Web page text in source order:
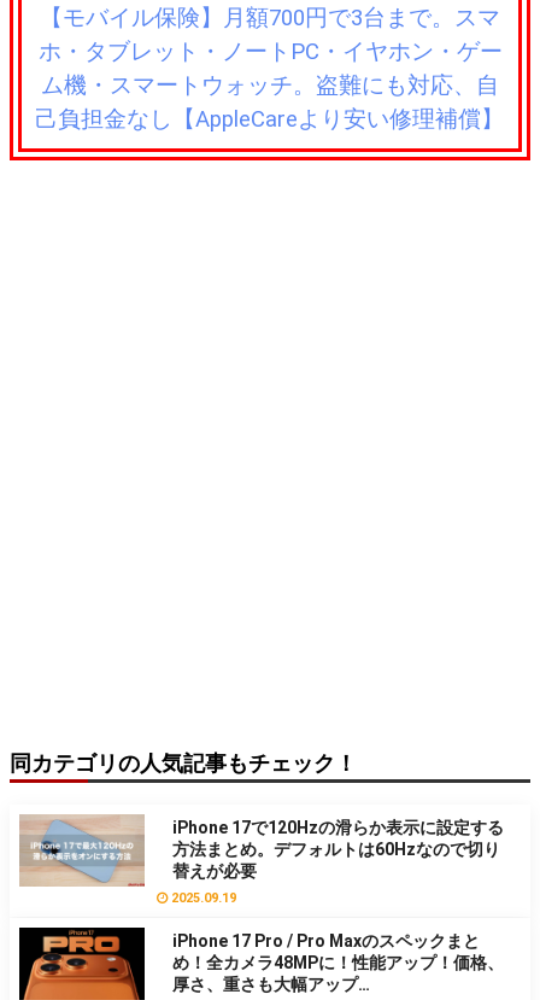
【モバイル保険】月額700円で3台まで。スマ
ホ・タブレット・ノートPC・イヤホン・ゲー
ム機・スマートウォッチ。盗難にも対応、自
己負担金なし【AppleCareより安い修理補償】
同カテゴリの人気記事もチェック！
iPhone 17で120Hzの滑らか表示に設定する
方法まとめ。デフォルトは60Hzなので切り
替えが必要
2025.09.19
iPhone 17 Pro / Pro Maxのスペックまと
め！全カメラ48MPに！性能アップ！価格、
厚さ、重さも大幅アップ…